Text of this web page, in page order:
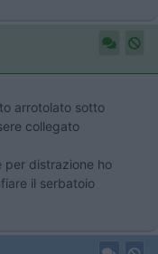
arrotolato sotto
collegato
per distrazione ho
il serbatoio